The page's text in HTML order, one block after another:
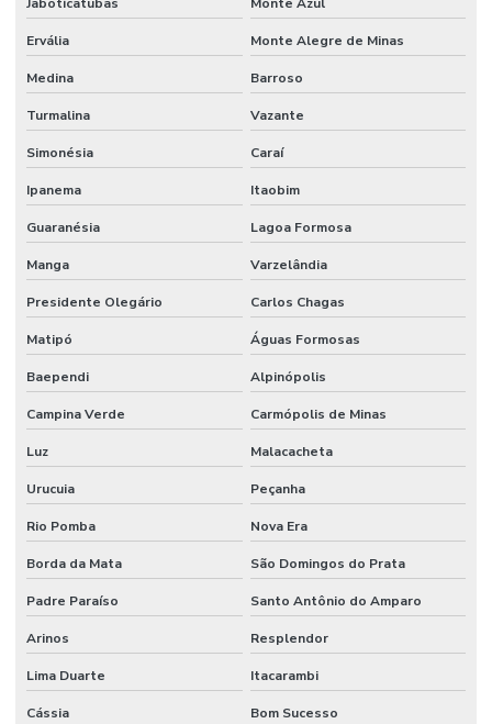
Ervália Monte Alegre de Minas
Medina Barroso
Turmalina Vazante
Simonésia Caraí
Ipanema Itaobim
Guaranésia Lagoa Formosa
Manga Varzelândia
Presidente Olegário Carlos Chagas
Matipó Águas Formosas
Baependi Alpinópolis
Campina Verde Carmópolis de Minas
Luz Malacacheta
Urucuia Peçanha
Rio Pomba Nova Era
Borda da Mata São Domingos do Prata
Padre Paraíso Santo Antônio do Amparo
Arinos Resplendor
Lima Duarte Itacarambi
Cássia Bom Sucesso